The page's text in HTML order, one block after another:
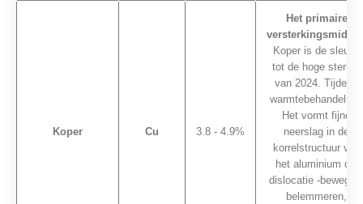
Koper Cu 3.8 - 4.9%
Het primaire
Koper is de sleutel
tot de hoge sterkte
van 2024. Tijdens
warmtebehandeling,
Het vormt fijne
neerslag in de
korrelstructuur van
het aluminium die
dislocatie -beweging
belemmeren,